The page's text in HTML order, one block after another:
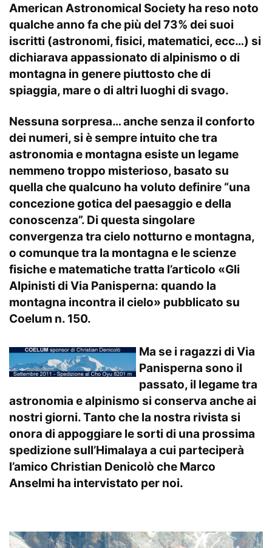
American Astronomical Society ha reso noto
qualche anno fa che più del 73% dei suoi
iscritti (astronomi, fisici, matematici, ecc…) si
dichiarava appassionato di alpinismo o di
montagna in genere piuttosto che di
spiaggia, mare o di altri luoghi di svago.
Nessuna sorpresa… anche senza il conforto
dei numeri, si è sempre intuito che tra
astronomia e montagna esiste un legame
nemmeno troppo misterioso, basato su
quella che qualcuno ha voluto definire “una
concezione gotica del paesaggio e della
conoscenza”. Di questa singolare
convergenza tra cielo notturno e montagna,
o comunque tra la montagna e le scienze
fisiche e matematiche tratta l’articolo «Gli
Alpinisti di Via Panisperna: quando la
montagna incontra il cielo» pubblicato su
Coelum n. 150.
Ma se i ragazzi di Via
Panisperna sono il
passato, il legame tra
astronomia e alpinismo si conserva anche ai
nostri giorni. Tanto che la nostra rivista si
onora di appoggiare le sorti di una prossima
spedizione sull’Himalaya a cui parteciperà
l’amico Christian Denicolò che Marco
Anselmi ha intervistato per noi.